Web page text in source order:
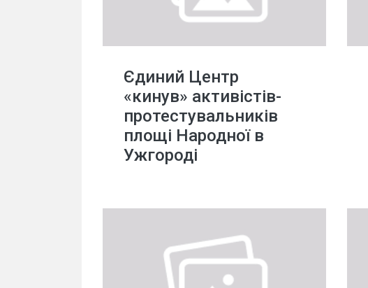
Єдиний Центр
«кинув» активістів-
протестувальників
площі Народної в
Ужгороді